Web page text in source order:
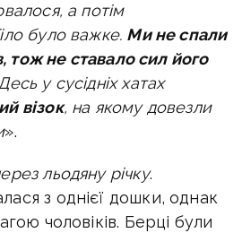
а потім
було важке. Ми не спали
тож не ставало сил його
у сусідніх хатах
візок, на якому довезли
».
льодяну річку.
з однієї дошки, однак
чоловіків. Берці були